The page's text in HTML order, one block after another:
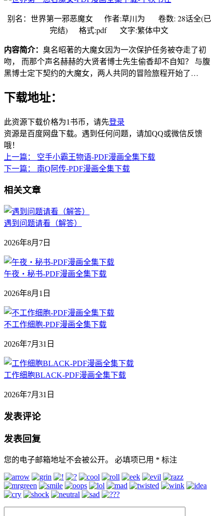
别名：世界第一邪恶魔女 作者:草川为 卷数: 28话全(已
完结) 格式:pdf 文字:繁体中文
内容简介： 臭名昭著的大魔女因为一次保护任务被夺走了初
吻， 而那个声名赫赫的大贤者博士先生偷香却不自知？ 与腹
黑博士定下契约的大魔女，两人共同的冒险旅程开始了…
下载地址：
此资源下载价格为1 书币，请先登录
资源是百度网盘下载。遇到任何问题，请加QQ或微信反馈
哦！
上一篇：
空手小霸王物语-PDF漫画全集下载
下一篇：
南Q阿传-PDF漫画全集下载
相关文章
遇到问题请看（解答）
2026年8月7日
午夜‧秘书-PDF漫画全集下载
2026年8月1日
不工作细胞-PDF漫画全集下载
2026年7月31日
工作细胞BLACK-PDF漫画全集下载
2026年7月31日
发表评论
发表回复
您的电子邮箱地址不会被公开。 必填项已用 * 标注